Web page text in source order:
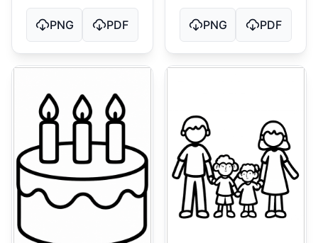
PNG PDF PNG PDF